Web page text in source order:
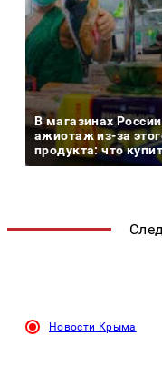
В магазинах России
ажиотаж из-за
продукта: что
Новости Крыма